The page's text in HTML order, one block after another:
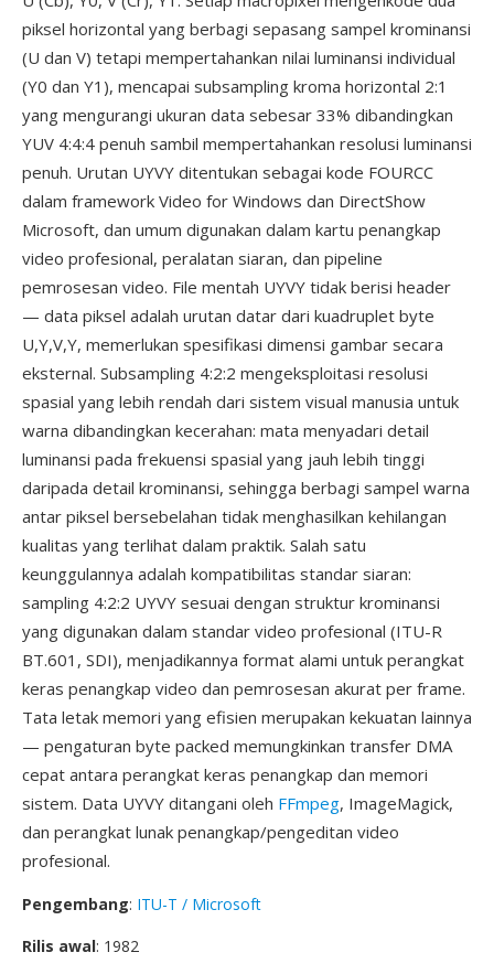
piksel horizontal yang berbagi sepasang sampel krominansi
(U dan V) tetapi mempertahankan nilai luminansi individual
(Y0 dan Y1), mencapai subsampling kroma horizontal 2:1
yang mengurangi ukuran data sebesar 33% dibandingkan
YUV 4:4:4 penuh sambil mempertahankan resolusi luminansi
penuh. Urutan UYVY ditentukan sebagai kode FOURCC
dalam framework Video for Windows dan DirectShow
Microsoft, dan umum digunakan dalam kartu penangkap
video profesional, peralatan siaran, dan pipeline
pemrosesan video. File mentah UYVY tidak berisi header
— data piksel adalah urutan datar dari kuadruplet byte
U,Y,V,Y, memerlukan spesifikasi dimensi gambar secara
eksternal. Subsampling 4:2:2 mengeksploitasi resolusi
spasial yang lebih rendah dari sistem visual manusia untuk
warna dibandingkan kecerahan: mata menyadari detail
luminansi pada frekuensi spasial yang jauh lebih tinggi
daripada detail krominansi, sehingga berbagi sampel warna
antar piksel bersebelahan tidak menghasilkan kehilangan
kualitas yang terlihat dalam praktik. Salah satu
keunggulannya adalah kompatibilitas standar siaran:
sampling 4:2:2 UYVY sesuai dengan struktur krominansi
yang digunakan dalam standar video profesional (ITU-R
BT.601, SDI), menjadikannya format alami untuk perangkat
keras penangkap video dan pemrosesan akurat per frame.
Tata letak memori yang efisien merupakan kekuatan lainnya
— pengaturan byte packed memungkinkan transfer DMA
cepat antara perangkat keras penangkap dan memori
sistem. Data UYVY ditangani oleh FFmpeg, ImageMagick,
dan perangkat lunak penangkap/pengeditan video
profesional.
Pengembang: ITU-T / Microsoft
Rilis awal: 1982